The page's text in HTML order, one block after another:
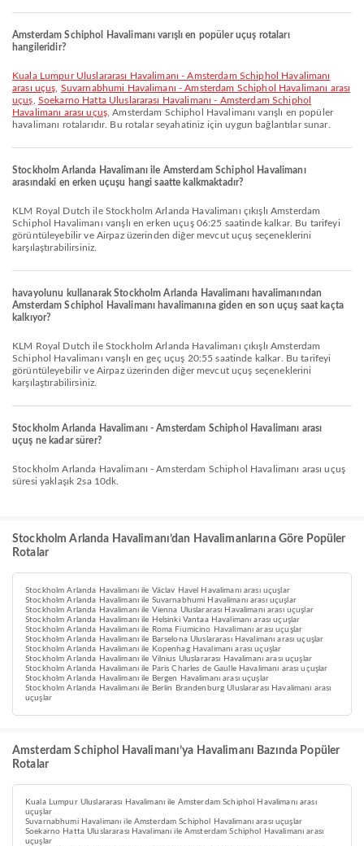
Amsterdam Schiphol Havalimanı varışlı en popüler uçuş rotaları
hangileridir?
Kuala Lumpur Uluslararası Havalimanı - Amsterdam Schiphol Havalimanı
arası uçuş Suvarnabhumi Havalimanı - Amsterdam Schiphol Havalimanı arası
uçuş Soekarno Hatta Uluslararası Havalimanı - Amsterdam Schiphol
Havalimanı arası uçuş, Amsterdam Schiphol Havalimanı varışlı en popüler
havalimanı rotalarıdır. Bu rotalar seyahatiniz için uygun bağlantılar sunar.
Stockholm Arlanda Havalimanı ile Amsterdam Schiphol Havalimanı
arasındaki en erken uçuşu hangi saatte kalkmaktadır?
KLM Royal Dutch ile Stockholm Arlanda Havalimanı çıkışlı Amsterdam
Schiphol Havalimanı varışlı en erken uçuş 06:25 saatinde kalkar. Bu tarifeyi
görüntüleyebilir ve Airpaz üzerinden diğer mevcut uçuş seçeneklerini
karşılaştırabilirsiniz.
havayolunu kullanarak Stockholm Arlanda Havalimanı havalimanından
Amsterdam Schiphol Havalimanı havalimanına giden en son uçuş saat kaçta
kalkıyor?
KLM Royal Dutch ile Stockholm Arlanda Havalimanı çıkışlı Amsterdam
Schiphol Havalimanı varışlı en geç uçuş 20:55 saatinde kalkar. Bu tarifeyi
görüntüleyebilir ve Airpaz üzerinden diğer mevcut uçuş seçeneklerini
karşılaştırabilirsiniz.
Stockholm Arlanda Havalimanı - Amsterdam Schiphol Havalimanı arası
uçuş ne kadar sürer?
Stockholm Arlanda Havalimanı - Amsterdam Schiphol Havalimanı arası uçuş
süresi yaklaşık 2sa 10dk.
Stockholm Arlanda Havalimanı’dan Havalimanlarına Göre Popüler
Rotalar
Stockholm Arlanda Havalimanı ile Václav Havel Havalimanı arası uçuşlar
Stockholm Arlanda Havalimanı ile Suvarnabhumi Havalimanı arası uçuşlar
Stockholm Arlanda Havalimanı ile Vienna Uluslararası Havalimanı arası uçuşlar
Stockholm Arlanda Havalimanı ile Helsinki Vantaa Havalimanı arası uçuşlar
Stockholm Arlanda Havalimanı ile Roma Fiumicino Havalimanı arası uçuşlar
Stockholm Arlanda Havalimanı ile Barselona Uluslararası Havalimanı arası uçuşlar
Stockholm Arlanda Havalimanı ile Kopenhag Havalimanı arası uçuşlar
Stockholm Arlanda Havalimanı ile Vilnius Uluslararası Havalimanı arası uçuşlar
Stockholm Arlanda Havalimanı ile Paris Charles de Gaulle Havalimanı arası uçuşlar
Stockholm Arlanda Havalimanı ile Bergen Havalimanı arası uçuşlar
Stockholm Arlanda Havalimanı ile Berlin Brandenburg Uluslararası Havalimanı arası
uçuşlar
Amsterdam Schiphol Havalimanı’ya Havalimanı Bazında Popüler
Rotalar
Kuala Lumpur Uluslararası Havalimanı ile Amsterdam Schiphol Havalimanı arası
uçuşlar
Suvarnabhumi Havalimanı ile Amsterdam Schiphol Havalimanı arası uçuşlar
Soekarno Hatta Uluslararası Havalimanı ile Amsterdam Schiphol Havalimanı arası
uçuşlar